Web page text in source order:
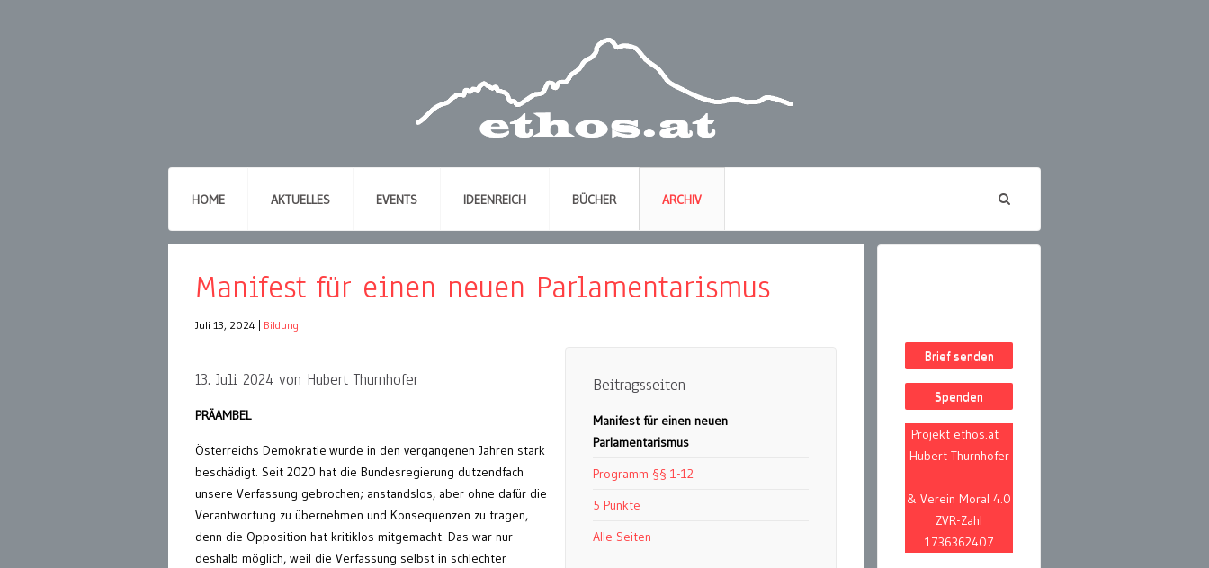
HOME AKTUELLES EVENTS IDEENREICH BÜCHER ARCHIV
Manifest für einen neuen Parlamentarismus
Juli 13, 2024 Bildung
Beitragsseiten
Manifest für einen neuen
Parlamentarismus
Programm §§ 1-12
5 Punkte
Alle Seiten
13. Juli 2024 von Hubert Thurnhofer
PRÄAMBEL
Österreichs Demokratie wurde in den vergangenen Jahren stark
beschädigt. Seit 2020 hat die Bundesregierung dutzendfach
unsere Verfassung gebrochen; anstandslos, aber ohne dafür die
Verantwortung zu übernehmen und Konsequenzen zu tragen,
denn die Opposition hat kritiklos mitgemacht. Das war nur
deshalb möglich, weil die Verfassung selbst in schlechter
Brief senden
Spenden
Projekt ethos.at
Hubert Thurnhofer
& Verein Moral 4.0
ZVR-Zahl
1736362407